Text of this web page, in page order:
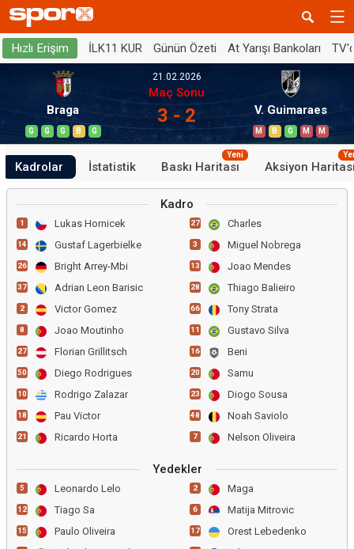
Hızlı Erişim İLK11 KUR Günün Özeti At Yarışı Bankoları
Braga
G G G B G
21.02.2026
Maç Sonu
3 - 2 V. Guimaraes
M B G M M
Kadrolar İstatistik Baskı Haritası
Yeni
Aksiyon
Kadro
1 Lukas Hornicek
14 Gustaf Lagerbielke
26 Bright Arrey-Mbi
37 Adrian Leon Barisic
2 Victor Gomez
8 Joao Moutinho
27 Florian Grillitsch
50 Diego Rodrigues
10 Rodrigo Zalazar
18 Pau Victor
21 Ricardo Horta
27 Charles
3 Miguel Nobrega
13 Joao Mendes
28 Thiago Balieiro
66 Tony Strata
11 Gustavo Silva
16 Beni
20 Samu
23 Diogo Sousa
48 Noah Saviolo
7 Nelson Oliveira
Yedekler
5 Leonardo Lelo
12 Tiago Sa
15 Paulo Oliveira
2 Maga
6 Matija Mitrovic
17 Orest Lebedenko